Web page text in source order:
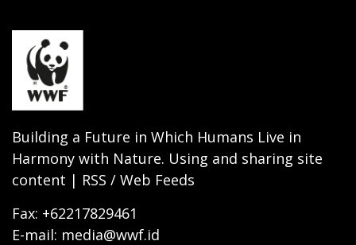
Building a Future in Which Humans Live in
Harmony with Nature. Using and sharing site
content | RSS / Web Feeds
Fax: +62217829461
E-mail: media@wwf.id